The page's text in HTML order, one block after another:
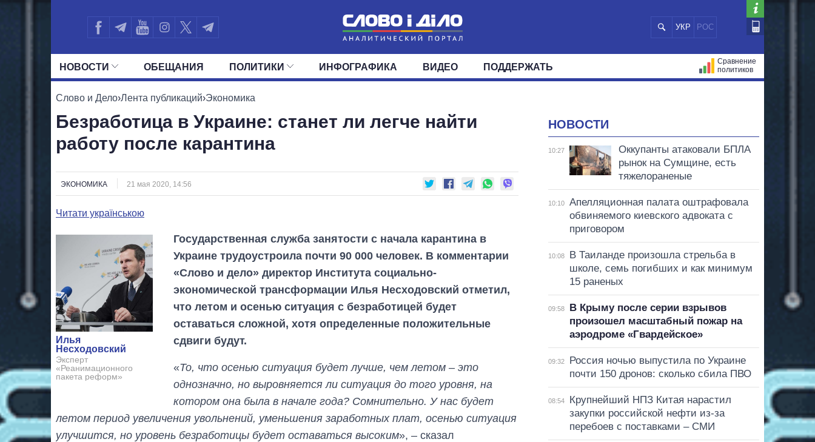
УКР РОС
НОВОСТИ
ПОЛИТИКА ЭКОНОМИКА ОБЩЕСТВО
ОБЕЩАНИЯ ПОЛИТИКИ
ВСЕ ПОЛИТИКИ ПРЕЗИДЕНТ И ОФИС
ДЕПУТАТЫ КОМИТЕТЫ ФРАКЦИИ ОКРУГА
ИНФОГРАФИКА ВИДЕО ПОДДЕРЖАТЬ
Сравнение
политиков
Слово и Дело›Лента публикаций›Экономика
Безработица в Украине: станет ли легче найти
работу после карантина
ЭКОНОМИКА 21 мая 2020, 14:56
Читати українською
Илья
Несходовский
Эксперт
«Реанимационного
пакета реформ»
Государственная служба занятости с начала карантина в
Украине трудоустроила почти 90 000 человек. В комментарии
«Слово и дело» директор Института социально-
экономической трансформации Илья Несходовский отметил,
что летом и осенью ситуация с безработицей будет
оставаться сложной, хотя определенные положительные
сдвиги будут.
«То, что осенью ситуация будет лучше, чем летом – это
однозначно, но выровняется ли ситуация до того уровня, на
котором она была в начале года? Сомнительно. У нас будет
летом период увеличения увольнений, уменьшения заработных плат, осенью ситуация
улучшится, но уровень безработицы будет оставаться высоким», – сказал
НОВОСТИ
10:27
Оккупанты атаковали БПЛА
рынок на Сумщине, есть
тяжелораненые
10:10
Апелляционная палата оштрафовала
обвиняемого киевского адвоката с
приговором
10:08
В Таиланде произошла стрельба в
школе, семь погибших и как минимум
15 раненых
09:58
В Крыму после серии взрывов
произошел масштабный пожар на
аэродроме «Гвардейское»
09:32
Россия ночью выпустила по Украине
почти 150 дронов: сколько сбила ПВО
08:54
Крупнейший НПЗ Китая нарастил
закупки российской нефти из-за
перебоев с поставками – СМИ